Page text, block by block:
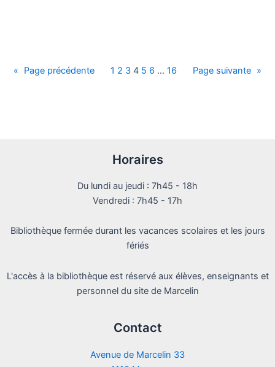
« Page précédente 1 2 3 4 5 6 … 16 Page suivante »
Horaires
Du lundi au jeudi : 7h45 - 18h
Vendredi : 7h45 - 17h
Bibliothèque fermée durant les vacances scolaires et les jours
fériés
L'accès à la bibliothèque est réservé aux élèves, enseignants et
personnel du site de Marcelin
Contact
Avenue de Marcelin 33